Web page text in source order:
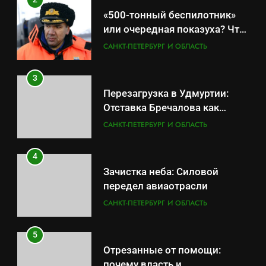
результат управленческих
провалов и уязвимости
региона
САНКТ-ПЕТЕРБУРГ И ОБЛАСТЬ
маркетплейсы «умывают
руки» после ударов по
складам Wildberries?
идёт ко дну
САНКТ-ПЕТЕРБУРГ И ОБЛАСТЬ
«500-тонный беспилотник»
или очередная показуха? Что
скрывает российский ВМФ
САНКТ-ПЕТЕРБУРГ И ОБЛАСТЬ
3
Перезагрузка в Удмуртии:
Отставка Бречалова как
результат управленческих
САНКТ-ПЕТЕРБУРГ И ОБЛАСТЬ
4
Зачистка неба: Силовой
передел авиаотрасли
САНКТ-ПЕТЕРБУРГ И ОБЛАСТЬ
5
Отрезанные от помощи: